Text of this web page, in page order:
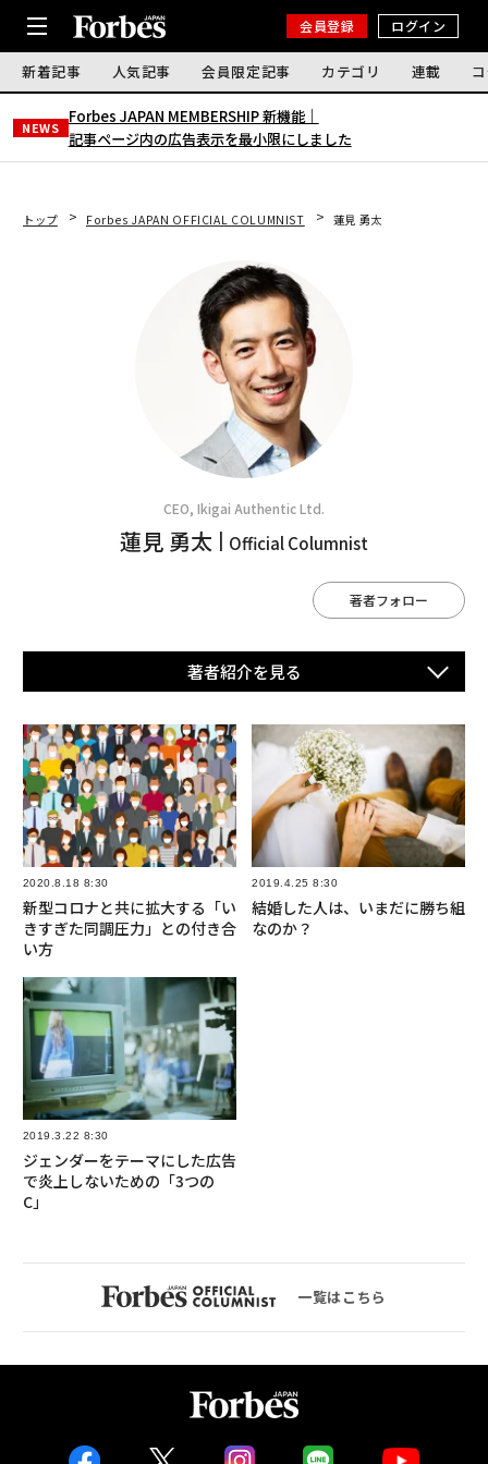
会員登録 ログイン
新着記事 人気記事 会員限定記事 カテゴリ 連載
NEWS
Forbes JAPAN MEMBERSHIP 新機能｜
記事ページ内の広告表示を最小限にしました
トップ Forbes JAPAN OFFICIAL COLUMNIST 蓮見 勇太
CEO, Ikigai Authentic Ltd.
蓮見 勇太 Official Columnist
著者フォロー
著者紹介を⾒る
2020.8.18 8:30
新型コロナと共に拡大する「い
きすぎた同調圧力」との付き合
い方
2019.4.25 8:30
結婚した人は、いまだに勝ち組
なのか？
2019.3.22 8:30
ジェンダーをテーマにした広告
で炎上しないための「3つの
C」
一覧はこちら